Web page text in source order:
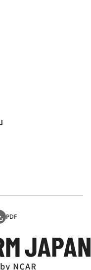
PDF